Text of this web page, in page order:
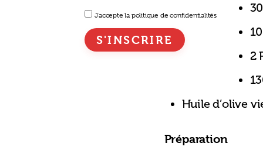
J'accepte la politique de confidentialités
2
Huile d’olive
Préparation